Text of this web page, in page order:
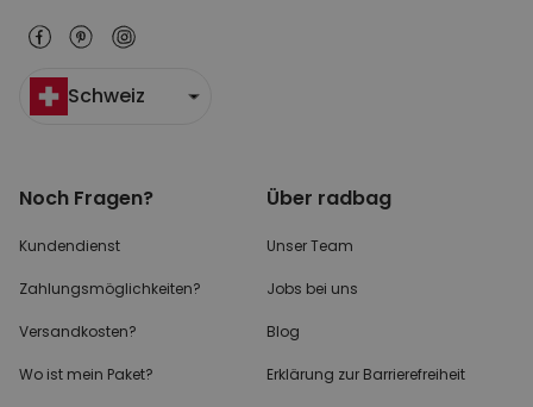
Schweiz
Noch Fragen?
Kundendienst
Zahlungsmöglichkeiten?
Versandkosten?
Wo ist mein Paket?
Über radbag
Unser Team
Jobs bei uns
Blog
Erklärung zur Barrierefreiheit